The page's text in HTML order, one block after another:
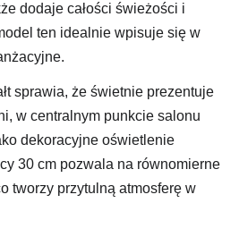
dodaje całości świeżości i
ten idealnie wpisuje się w
sprawia, że świetnie prezentuje
w centralnym punkcie salonu
dekoracyjne oświetlenie
30 cm pozwala na równomierne
tworzy przytulną atmosferę w